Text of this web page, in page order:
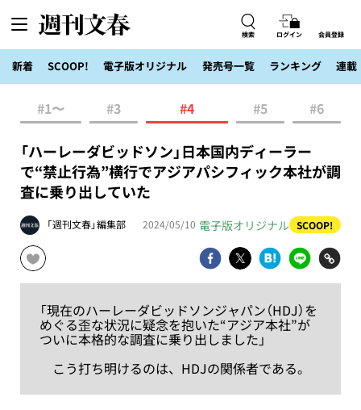
検索 ログイン 会員登録
新着 SCOOP! 電子版オリジナル 発売号一覧 ランキング 連載
#1〜 #3 #4 #5 #6
「ハーレーダビッドソン」日本国内ディーラー
で“禁止行為”横行でアジアパシフィック本社が調
査に乗り出していた
「週刊文春」編集部 2024/05/10 電子版オリジナル SCOOP!
「現在のハーレーダビッドソンジャパン（HDJ）を
めぐる歪な状況に疑念を抱いた“アジア本社”が
ついに本格的な調査に乗り出しました」
こう打ち明けるのは、HDJの関係者である。